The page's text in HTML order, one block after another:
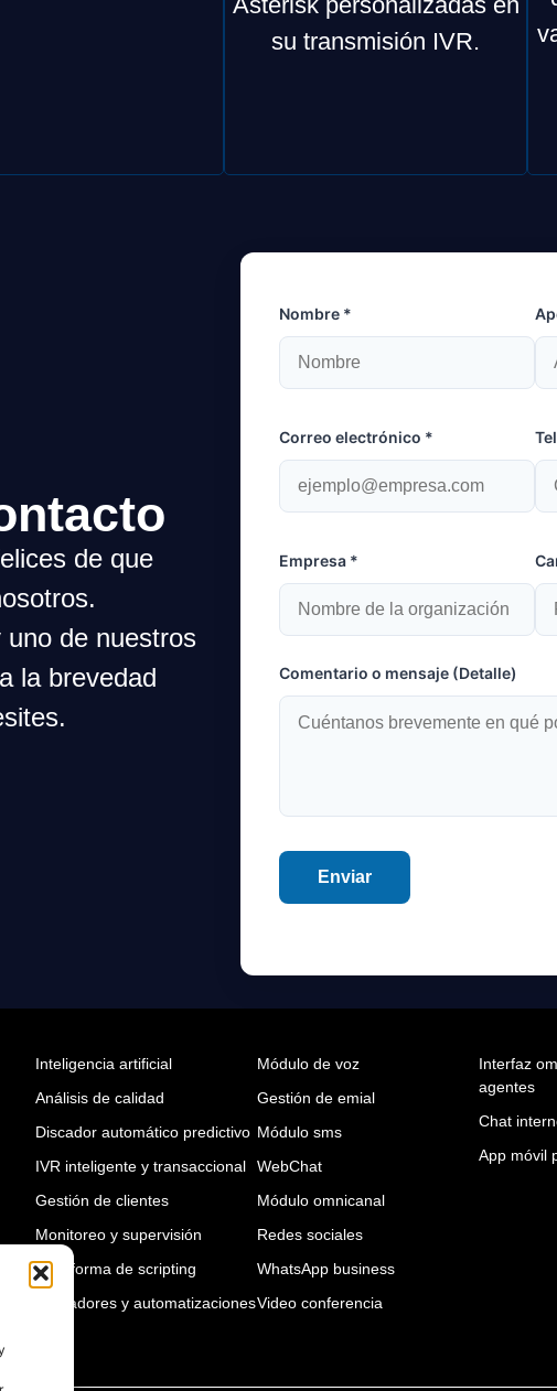
su transmisión IVR.
de que
de nuestros
la brevedad
Nombre *
Correo electrónico *
Empresa *
Comentario o mensaje (Detalle)
Inteligencia artificial
Análisis de calidad
Discador automático predictivo
IVR inteligente y transaccional
Gestión de clientes
Monitoreo y supervisión
Plataforma de scripting
Activadores y automatizaciones
Módulo de voz
Gestión de emial
Módulo sms
WebChat
Módulo omnicanal
Redes sociales
WhatsApp business
Video conferencia
Interfaz
agentes
Chat
App móvil